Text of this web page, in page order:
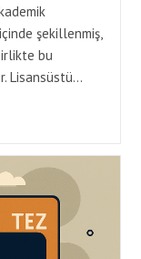
şekillenmiş,
bu
Lisansüstü…